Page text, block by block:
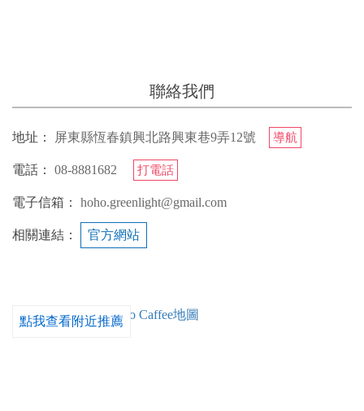
聯絡我們
地址： 屏東縣恆春鎮興北路興東巷9弄12號 導航
電話： 08-8881682 打電話
電子信箱： hoho.greenlight@gmail.com
相關連結： 官方網站
點我查看附近推薦